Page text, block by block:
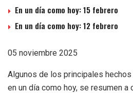
En un día como hoy: 15 febrero
En un día como hoy: 12 febrero
05 noviembre 2025
Algunos de los principales
en un día como hoy, se resumen a